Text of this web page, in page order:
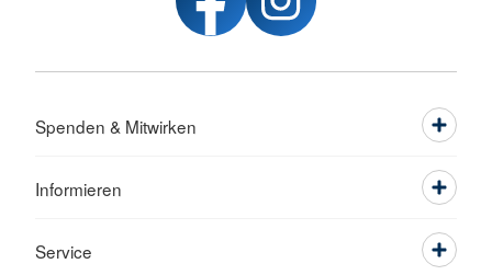
Spenden & Mitwirken
Informieren
Service